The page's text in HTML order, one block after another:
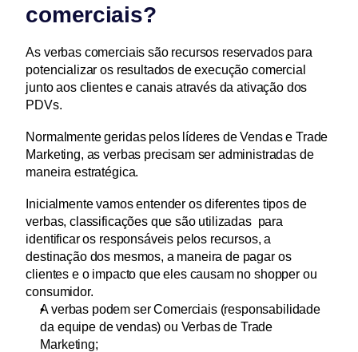
comerciais?
As verbas comerciais são recursos reservados para
potencializar os resultados de execução comercial
junto aos clientes e canais através da ativação dos
PDVs.
Normalmente geridas pelos líderes de Vendas e Trade
Marketing, as verbas precisam ser administradas de
maneira estratégica.
Inicialmente vamos entender os diferentes tipos de
verbas, classificações que são utilizadas  para
identificar os responsáveis pelos recursos, a
destinação dos mesmos, a maneira de pagar os
clientes e o impacto que eles causam no shopper ou
consumidor.
A verbas podem ser Comerciais (responsabilidade
da equipe de vendas) ou Verbas de Trade
Marketing;